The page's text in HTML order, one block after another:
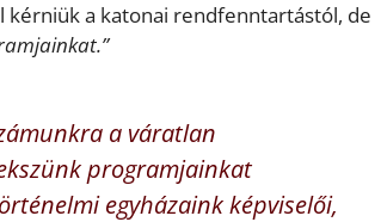
a katonai rendfenntartástól, de
a váratlan
programjainkat
egyházaink képviselői,